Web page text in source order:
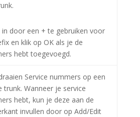
in door een + te gebruiken voor
en klik op OK als je de
hebt toegevoegd.
Service nummers op een
trunk. Wanneer je service
hebt, kun je deze aan de
invullen door op Add/Edit